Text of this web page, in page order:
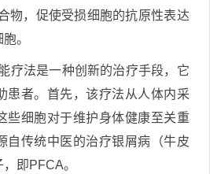
物，促使受损细胞的抗原性表达
。
疗法是一种创新的治疗手段，它
患者。首先，该疗法从人体内采
些细胞对于维护身体健康至关重
自传统中医的治疗银屑病（牛皮
即PFCA。